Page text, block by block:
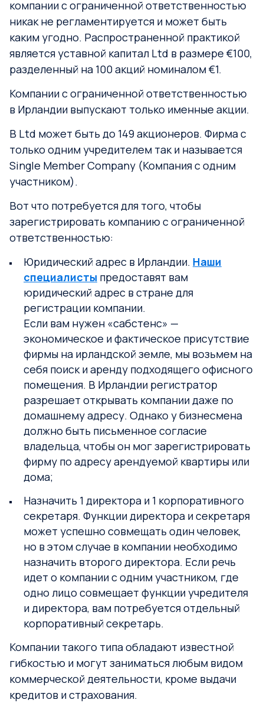
компании с ограниченной ответственностью
никак не регламентируется и может быть
каким угодно. Распространенной практикой
является уставной капитал Ltd в размере €100,
разделенный на 100 акций номиналом €1.
Компании с ограниченной ответственностью
в Ирландии выпускают только именные акции.
В Ltd может быть до 149 акционеров. Фирма с
только одним учредителем так и называется
Single Member Company (Компания с одним
участником).
Вот что потребуется для того, чтобы
зарегистрировать компанию с ограниченной
ответственностью:
Юридический адрес в Ирландии. Наши
специалисты предоставят вам
юридический адрес в стране для
регистрации компании.
Если вам нужен «сабстенс» —
экономическое и фактическое присутствие
фирмы на ирландской земле, мы возьмем на
себя поиск и аренду подходящего офисного
помещения. В Ирландии регистратор
разрешает открывать компании даже по
домашнему адресу. Однако у бизнесмена
должно быть письменное согласие
владельца, чтобы он мог зарегистрировать
фирму по адресу арендуемой квартиры или
дома;
Назначить 1 директора и 1 корпоративного
секретаря. Функции директора и секретаря
может успешно совмещать один человек,
но в этом случае в компании необходимо
назначить второго директора. Если речь
идет о компании с одним участником, где
одно лицо совмещает функции учредителя
и директора, вам потребуется отдельный
корпоративный секретарь.
Компании такого типа обладают известной
гибкостью и могут заниматься любым видом
коммерческой деятельности, кроме выдачи
кредитов и страхования.